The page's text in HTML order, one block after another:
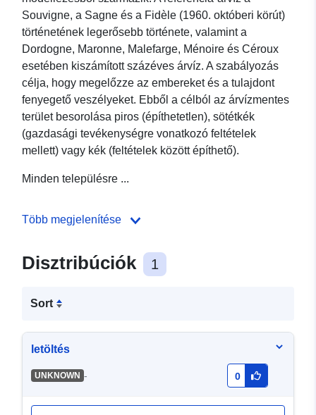
Souvigne, a Sagne és a Fidèle (1960. októberi körút)
történetének legerősebb története, valamint a
Dordogne, Maronne, Malefarge, Ménoire és Céroux
esetében kiszámított százéves árvíz. A szabályozás
célja, hogy megelőzze az embereket és a tulajdont
fenyegető veszélyeket. Ebből a célból az árvízmentes
terület besorolása piros (építhetetlen), sötétkék
(gazdasági tevékenységre vonatkozó feltételek
mellett) vagy kék (feltételek között építhető).
Minden településre ...
Több megjelenítése
Disztribúciók 1
Sort
letöltés
UNKNOWN - 0